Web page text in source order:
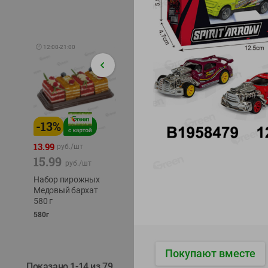
🕘 12:00-21:00
-13%
13.99 руб./шт
15.99 руб./шт
Набор пирожных
Медовый бархат
580 г
580г
24%
Покупают вместе